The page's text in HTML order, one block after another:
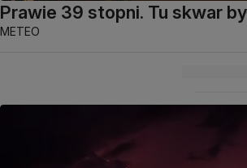
Prawie 39 stopni. Tu skwar
METEO